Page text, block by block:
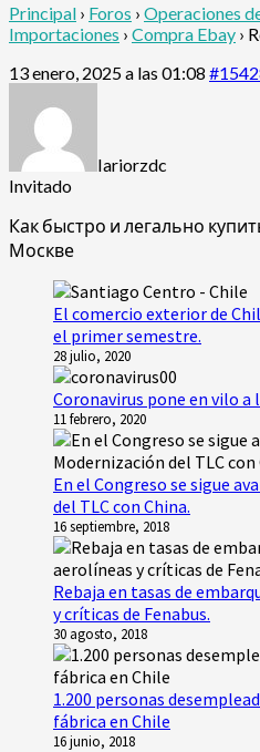
Principal › Foros › Operaciones
Importaciones › Compra Ebay ›
13 enero, 2025 a las 01:08
Iariorzdc
Invitado
Как быстро и легально
Москве
El comercio exterior de
el primer semestre.
28 julio, 2020
Coronavirus pone en vilo a
11 febrero, 2020
En el Congreso se sigue
del TLC con China.
16 septiembre, 2018
Rebaja en tasas de
y críticas de Fenabus.
30 agosto, 2018
1.200 personas
fábrica en Chile
16 junio, 2018